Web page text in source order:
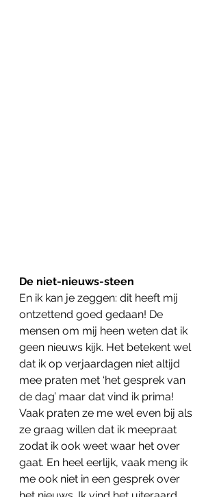
De niet-nieuws-steen
En ik kan je zeggen: dit heeft mij
ontzettend goed gedaan! De
mensen om mij heen weten dat ik
geen nieuws kijk. Het betekent wel
dat ik op verjaardagen niet altijd
mee praten met ‘het gesprek van
de dag’ maar dat vind ik prima!
Vaak praten ze me wel even bij als
ze graag willen dat ik meepraat
zodat ik ook weet waar het over
gaat. En heel eerlijk, vaak meng ik
me ook niet in een gesprek over